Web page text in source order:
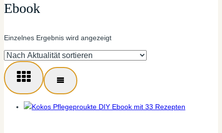
Ebook
Einzelnes Ergebnis wird angezeigt